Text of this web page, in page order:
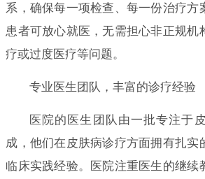
系，确保每一项检查、每一份治疗方
患者可放心就医，无需担心非正规机
疗或过度医疗等问题。
专业医生团队，丰富的诊疗经验
医院的医生团队由一批专注于
成，他们在皮肤病诊疗方面拥有扎实
临床实践经验。医院注重医生的继续